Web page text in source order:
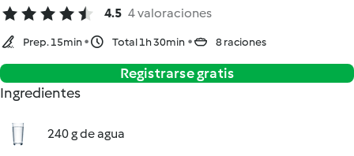
4.5 4 valoraciones
Prep. 15min Total 1h 30min 8 raciones
Registrarse gratis
Ingredientes
240 g de agua